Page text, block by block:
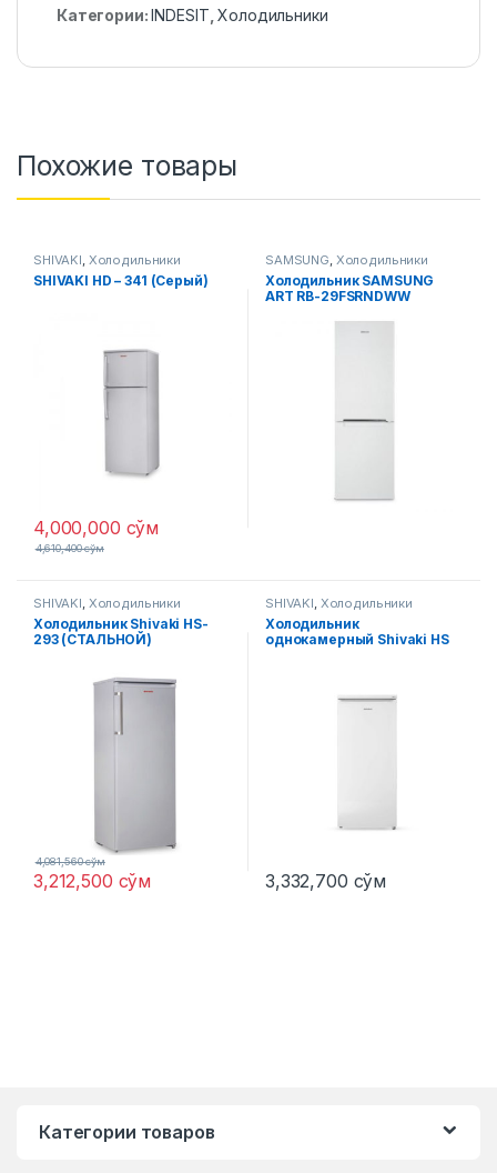
Категории:INDESIT ,Холодильники
Похожие товары
SHIVAKI, Холодильники
SHIVAKI HD – 341 (Серый)
4,000,000 сўм
4,610,400сўм
SAMSUNG, Холодильники
Холодильник SAMSUNG
ART RB-29FSRNDWW
SHIVAKI Холодильники
Холодильник Shivaki HS-
293 (СТАЛЬНОЙ)
3,212,500 сўм
4,081,560сўм
SHIVAKI Холодильники
Холодильник
однокамерный Shivaki HS
3,332,700 сўм
Категории товаров